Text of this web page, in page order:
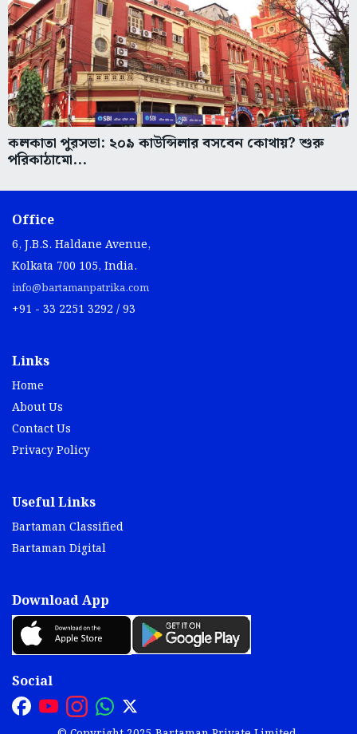
কলকাতা পুরসভা: ২০৯ কাউন্সিলার বসবেন কোথায়? শুরু
পরিকাঠামো...
Office
6, J.B.S. Haldane Avenue,
Kolkata 700 105, India.
info@bartamanpatrika.com
+91 - 33 2251 3292 / 93
Links
Home
About Us
Contact Us
Privacy Policy
Useful Links
Bartaman Classified
Bartaman Digital
Download App
Social